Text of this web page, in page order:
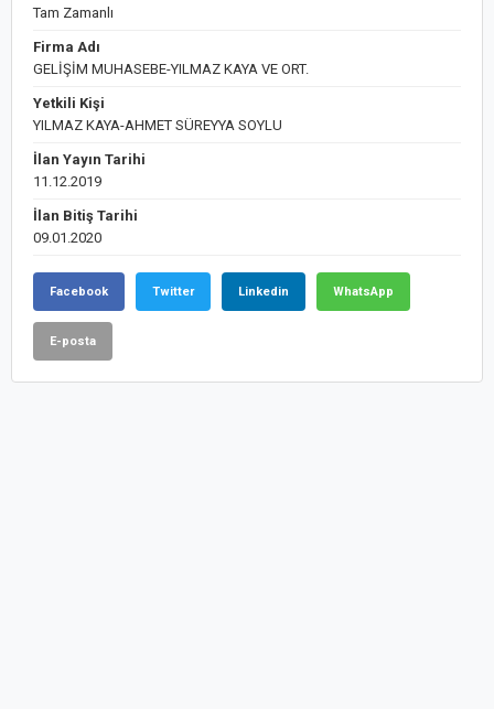
Tam Zamanlı
Firma Adı
GELİŞİM MUHASEBE-YILMAZ KAYA VE ORT.
Yetkili Kişi
YILMAZ KAYA-AHMET SÜREYYA SOYLU
İlan Yayın Tarihi
11.12.2019
İlan Bitiş Tarihi
09.01.2020
Facebook Twitter Linkedin WhatsApp
E-posta